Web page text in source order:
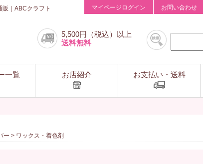
｜ABCクラフト マイページログイン お問い合わせ
5,500円（税込）以上
送料無料
一覧 お店紹介 お支払い・送料
ー > ワックス・着色剤